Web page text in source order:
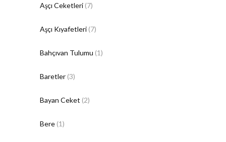
Aşçı Ceketleri (7)
Aşçı Kıyafetleri (7)
Bahçıvan Tulumu (1)
Baretler (3)
Bayan Ceket (2)
Bere (1)